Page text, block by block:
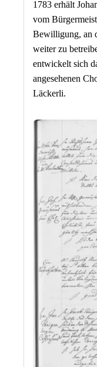
1783 erhält
vom
Bewilligung, an
weiter zu
entwickelt sich
angesehenen
Läckerli.